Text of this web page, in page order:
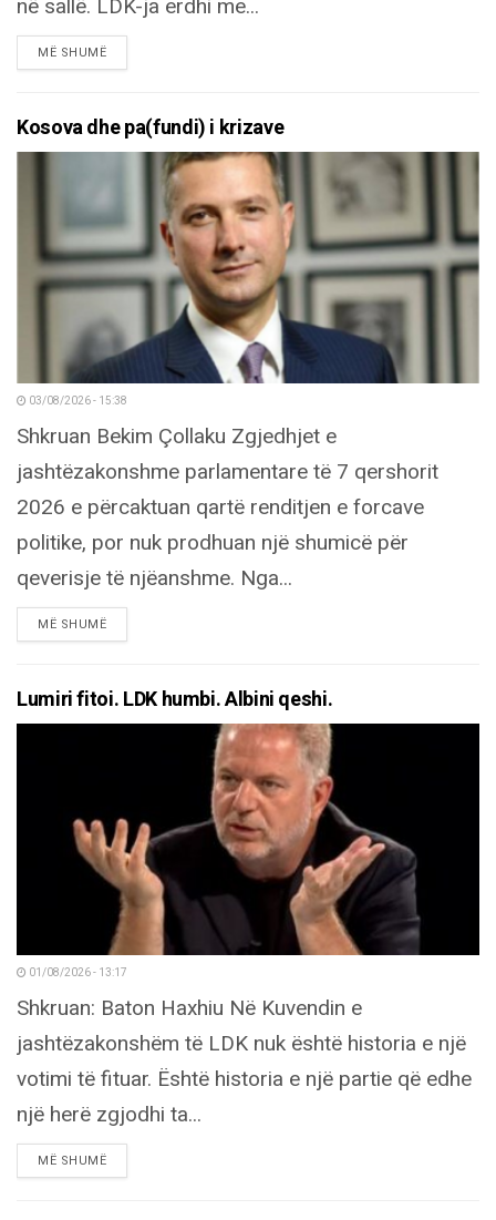
në sallë. LDK-ja erdhi me...
MË SHUMËDETAILS
Kosova dhe pa(fundi) i krizave
03/08/2026 - 15:38
Shkruan Bekim Çollaku Zgjedhjet e
jashtëzakonshme parlamentare të 7 qershorit
2026 e përcaktuan qartë renditjen e forcave
politike, por nuk prodhuan një shumicë për
qeverisje të njëanshme. Nga...
MË SHUMËDETAILS
Lumiri fitoi. LDK humbi. Albini qeshi.
01/08/2026 - 13:17
Shkruan: Baton Haxhiu Në Kuvendin e
jashtëzakonshëm të LDK nuk është historia e një
votimi të fituar. Është historia e një partie që edhe
një herë zgjodhi ta...
MË SHUMËDETAILS